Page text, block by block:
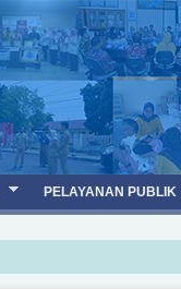
PELAYANAN PUBLIK